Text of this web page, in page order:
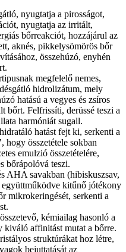
nyugtatja a pirosságot,
nyugtatja az irritált,
bőrreakciót, hozzájárul az
aknés, pikkelysömörös bőr
összehúzó, enyhén
megfelelő nemes,
hidrolizátum, mely
hatású a vegyes és zsíros
bőrt. Felfrissíti, derüssé teszi a
harmóniát sugall.
hatást fejt ki, serkenti a
összetétele sokban
emulzió összetételére,
bőrápolóvá teszi.
AHA savakban (hibiskuszsav,
együttműködve kitűnő jótékony
mikrokeringését, serkenti a
kémiailag hasonló a
affinitást mutat a bőrre.
struktúrákat hoz létre,
bejuttatását az